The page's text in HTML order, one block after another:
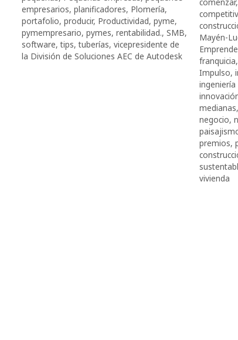
empresarios, planificadores, Plomería,
portafolio, producir, Productividad, pyme,
pymempresario, pymes, rentabilidad., SMB,
software,tips,tuberías, vicepresidente de
la División de Soluciones AEC de Autodesk
Mayén-
franquicia,
Impulso,
ingeniería
medianas,
negocio,
premios,
vivienda